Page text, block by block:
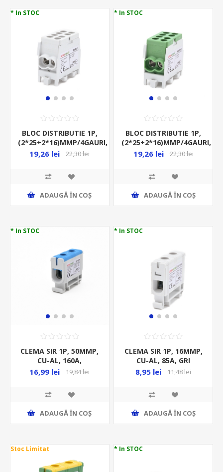
* In STOC
BLOC DISTRIBUTIE 1P,
(2*25+2*16)MMP/4GAURI,
CU-AL, 100A, GRI,
19,26 lei 22,30 lei
ADAUGĂ ȊN COŞ
* In STOC
BLOC DISTRIBUTIE 1P,
(2*25+2*16)MMP/4GAURI,
CU-AL, 100A, VERDE-
19,26 lei 22,30 lei
ADAUGĂ ȊN COŞ
* In STOC
CLEMA SIR 1P, 50MMP,
CU-AL, 160A,
ALBASTRU,
16,99 lei 19,84 lei
ADAUGĂ ȊN COŞ
* In STOC
CLEMA SIR 1P, 16MMP,
CU-AL, 85A, GRI
8,95 lei 11,48 lei
ADAUGĂ ȊN COŞ
Stoc Limitat * In STOC